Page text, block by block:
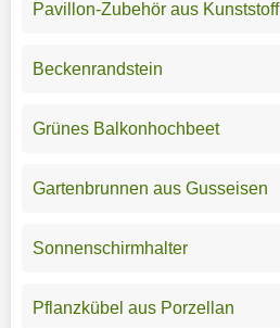
Pavillon-Zubehör aus Kunststoff
Beckenrandstein
Grünes Balkonhochbeet
Gartenbrunnen aus Gusseisen
Sonnenschirmhalter
Pflanzkübel aus Porzellan